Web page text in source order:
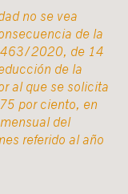
no se vea
de la
463/2020, de 14
de la
al que se solicita
por ciento, en
del
referido al año